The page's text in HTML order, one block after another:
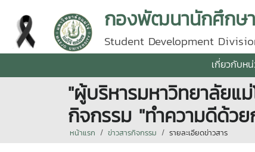
กองพัฒนานักศึกษ
Student Development
เกี่ยวกับห
"ผู้บริหารมหาวิทยาลัยแ
กิจกรรม "ทำความดีด้ว
หน้าแรก ข่าวสารกิจกรรม รายละเอียดข่าวสาร